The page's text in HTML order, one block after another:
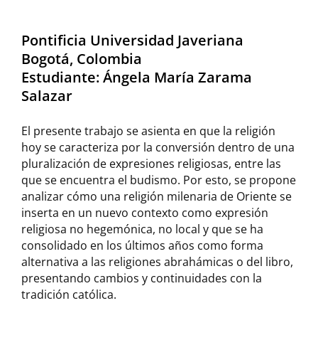
Pontificia Universidad Javeriana
Bogotá, Colombia
Estudiante: Ángela María Zarama
Salazar
El presente trabajo se asienta en que la religión
hoy se caracteriza por la conversión dentro de una
pluralización de expresiones religiosas, entre las
que se encuentra el budismo. Por esto, se propone
analizar cómo una religión milenaria de Oriente se
inserta en un nuevo contexto como expresión
religiosa no hegemónica, no local y que se ha
consolidado en los últimos años como forma
alternativa a las religiones abrahámicas o del libro,
presentando cambios y continuidades con la
tradición católica.